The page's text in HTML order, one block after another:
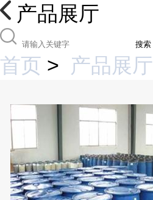
产品展厅
搜索
首页 > 产品展厅